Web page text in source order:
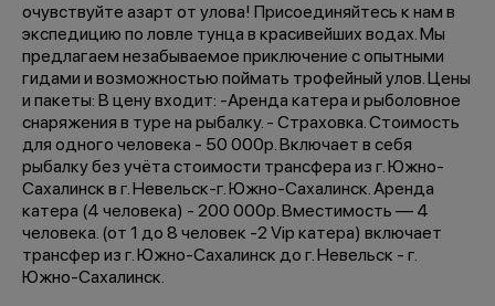
очувствуйте азарт от улова! Присоединяйтесь к нам в
экспедицию по ловле тунца в красивейших водах. Мы
предлагаем незабываемое приключение с опытными
гидами и возможностью поймать трофейный улов. Цены
и пакеты: В цену входит: -Аренда катера и рыболовное
снаряжения в туре на рыбалку. - Страховка. Стоимость
для одного человека - 50 000р. Включает в себя
рыбалку без учёта стоимости трансфера из г. Южно-
Сахалинск в г. Невельск-г. Южно-Сахалинск. Аренда
катера (4 человека) - 200 000р. Вместимость — 4
человека. (от 1 до 8 человек -2 Vip катера) включает
трансфер из г. Южно-Сахалинск до г. Невельск - г.
Южно-Сахалинск.